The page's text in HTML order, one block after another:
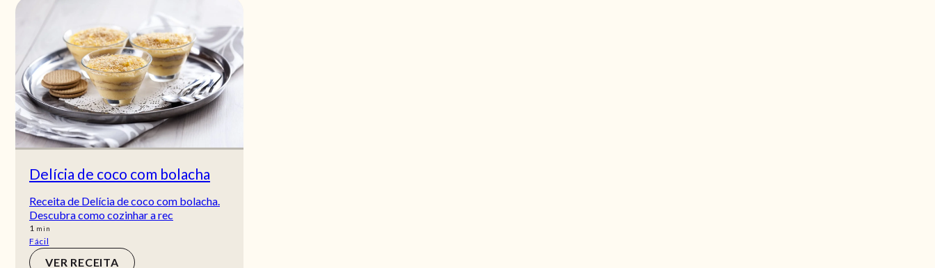
Delícia de coco com bolacha
Receita de Delícia de coco com bolacha.
Descubra como cozinhar a rec
1 min
min
Fácil
VER RECEITA